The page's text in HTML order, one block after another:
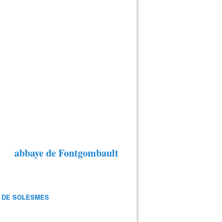
abbaye de Fontgombault
SOLESMES